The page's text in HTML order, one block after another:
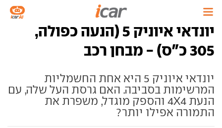
יונדאי איוניק 5 (הנעה כפולה,
305 כ"ס) - מבחן רכב
יונדאי איוניק 5 היא אחת החשמליות
המרשימות בסביבה. האם גרסת העל שלה, עם
הנעת 4X4 והספק מוגדל, משפרת את
התמורה אפילו יותר?